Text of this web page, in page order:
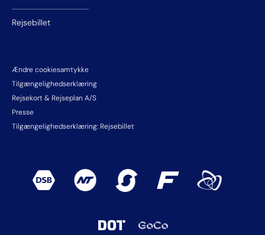
Rejsebillet
Ændre cookiesamtykke
Tilgængelighedserklæring
Rejsekort & Rejseplan A/S
Presse
Tilgængelighedserklæring: Rejsebillet